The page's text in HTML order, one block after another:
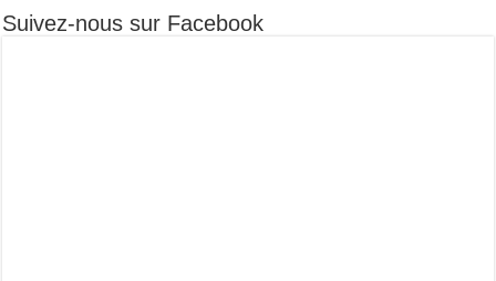
Suivez-nous sur Facebook